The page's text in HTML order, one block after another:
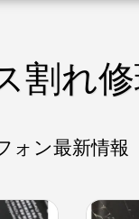
割れ
ォン最新情報